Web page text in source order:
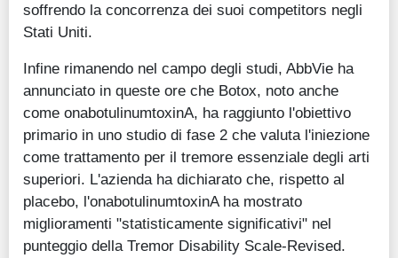
soffrendo la concorrenza dei suoi competitors negli
Stati Uniti.
Infine rimanendo nel campo degli studi, AbbVie ha
annunciato in queste ore che Botox, noto anche
come onabotulinumtoxinA, ha raggiunto l'obiettivo
primario in uno studio di fase 2 che valuta l'iniezione
come trattamento per il tremore essenziale degli arti
superiori. L'azienda ha dichiarato che, rispetto al
placebo, l'onabotulinumtoxinA ha mostrato
miglioramenti "statisticamente significativi" nel
punteggio della Tremor Disability Scale-Revised.